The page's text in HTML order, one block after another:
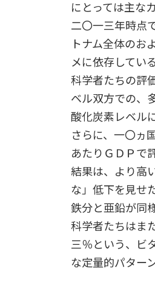
にとっては主な
二〇一三年時点
トナム全体のお
メに依存してい
科学者たちの評
ベル双方での、
酸化炭素レベル
さらに、一〇ヵ
あたりＧＤＰで
結果は、より高
な」低下を見せ
鉄分と亜鉛が同
科学者たちはま
三％という、ビ
な定量的パター